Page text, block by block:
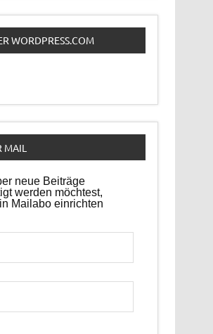
WORDPRESS.COM
MAIL
neue Beiträge
werden möchtest,
Mailabo einrichten